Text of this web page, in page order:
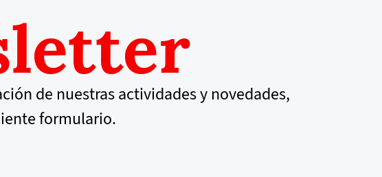
de nuestras actividades y novedades,
formulario.